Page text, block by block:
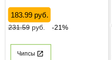
183.99 руб.
231.59руб. -21%
Чипсы